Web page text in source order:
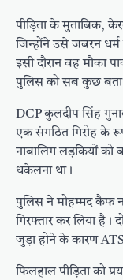
पीड़िता के मुताबिक,
जिन्होंने उसे जबरन
इसी दौरान वह मौका
पुलिस को सब कुछ बता
DCP कुलदीप सिंह
एक संगठित गिरोह के
नाबालिग लड़कियों को
धकेलना था।
पुलिस ने मोहम्मद कैफ
गिरफ्तार कर लिया है।
जुड़ा होने के कारण
फिलहाल पीड़िता को